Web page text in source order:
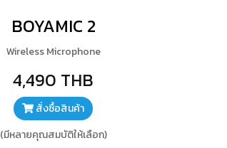
BOYAMIC 2
Wireless Microphone
4,490 THB
สั่งซื้อสินค้า
(มีหลายคุณสมบัติให้เลือก)